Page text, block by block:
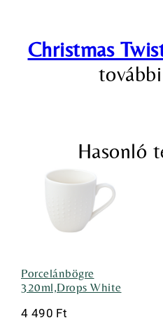
Christmas
Hasonló
Porcelánbögre
320ml,Drops White
4 490 Ft